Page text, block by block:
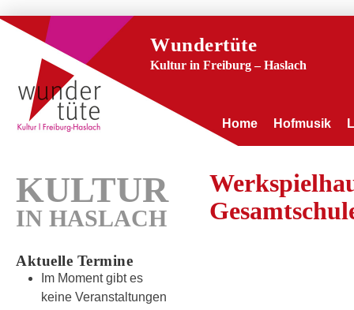
Wundertüte
Kultur in Freiburg – Haslach
Home Hofmusik
KULTUR
IN HASLACH
Aktuelle Termine
Im Moment gibt es
keine Veranstaltungen